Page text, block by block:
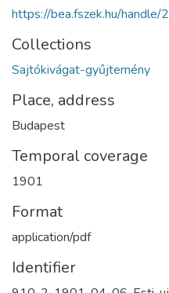
https://bea.fszek.hu/
Collections
Sajtókivágat-gyűjtemény
Place, address
Budapest
Temporal coverage
1901
Format
application/pdf
Identifier